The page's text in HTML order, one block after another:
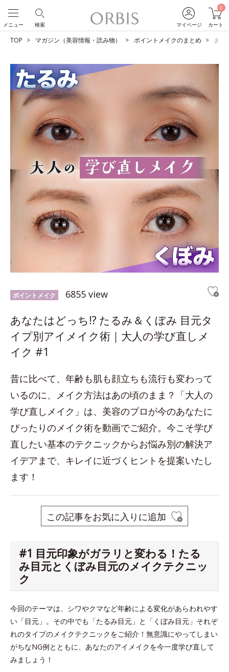
マイページ
0
カート
検索
メニュー
TOP マガジン（美容情報・読み物） ポイントメイクのまとめ あな
ポイントメイク 6855 view
あなたはどっち!? たるみ＆くぼみ 目元タ
イプ別アイメイク術｜大人の学び直しメ
イク #1
昔に比べて、年齢も肌も顔立ちも流行も変わって
いるのに、メイク方法はあの頃のまま？「大人の
学び直しメイク」は、美容のプロが今のあなたに
ぴったりのメイク術を動画でご紹介。今こそ学び
直したい基本のテクニックからお悩み別の解決ア
イデアまで、キレイに近づくヒントを提案いたし
ます！
この記事をお気に入りに追加
#1 目元印象がガラリと変わる！たる
み目元とくぼみ目元のメイクテクニッ
ク
今回のテーマは、シワやクマなど年齢による変化があらわれやす
い「目元」。その中でも「たるみ目元」と「くぼみ目元」それぞ
れのタイプのメイクテクニックをご紹介！無意識にやってしまい
がちなNG例とともに、あなたのアイメイクを今一度学び直して
みましょう！